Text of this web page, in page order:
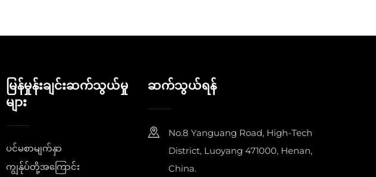
မြန်မှုန်းချင်းဆက်သွယ်မှု
များ
ပင်မစာမျက်နှာ
ကျွန်ုပ်တို့အကြောင်း
ဆက်သွယ်ရန်
No.8 Yanguang Road, High-Tech
District, Luoyang 471000, Henan,
China.